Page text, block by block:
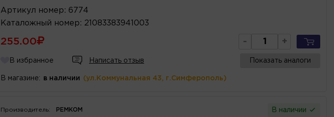
Артикул номер : 6774
Каталожный номер : 21083383941003
255.00 - +
В избранное Написать отзыв Показать аналоги
В магазине: в наличии (ул.Коммунальная 43, г.Симферополь)
Производитель: РЕМКОМ В наличии